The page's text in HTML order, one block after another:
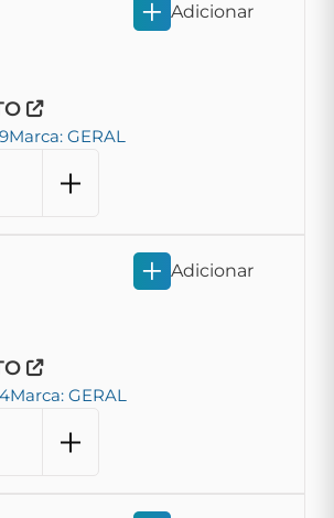
Marca: GERAL
Adicionar
Marca: GERAL
Adicionar